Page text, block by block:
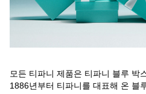
모든 티파니 제품은 티파니 블루 박
1886년부터 티파니를 대표해 온 블